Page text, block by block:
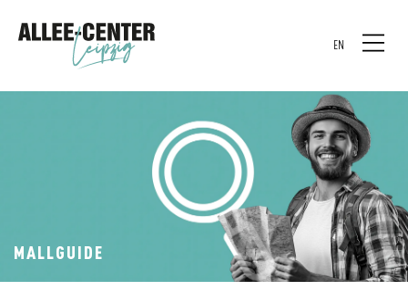
EN
MALLGUIDE